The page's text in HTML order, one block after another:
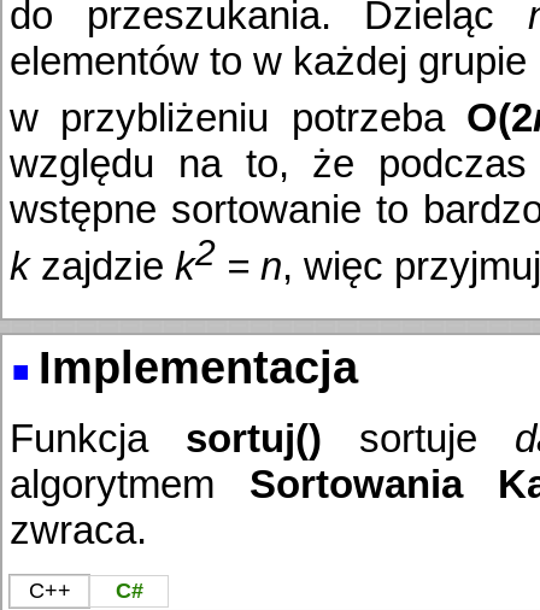
do przeszukania. Dzieląc
elementów to w każdej
w przybliżeniu potrzeba O(2
względu na to, że
wstępne sortowanie to
kzajdzie k2 = n, więc
Implementacja
Funkcja sortuj() sortuje
algorytmem Sortowania
zwraca.
C++ C#